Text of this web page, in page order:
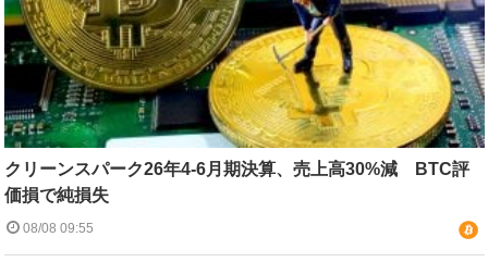
クリーンスパーク26年4-6月期決算、売上高30%減 BTC評
価損で純損失
08/08 09:55